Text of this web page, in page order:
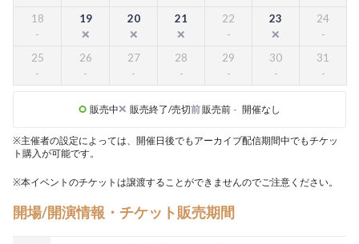
18 19 20 21 22 23 24
25 26 27 28 29 30 31
販売中 販売終了/売切前販売前 - 開催なし
※主催者の設定によっては、開催日後でもアーカイブ配信期間中でもチケッ
ト購入が可能です。
※本イベントのチケットは譲渡することができませんのでご注意ください。
開場/開演情報・チケット販売期間